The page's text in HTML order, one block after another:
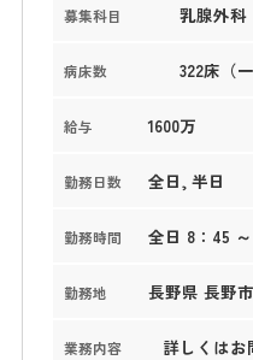
募集科目 乳腺外科
病床数 322床（
給与 1600万
勤務日数 全日, 半日
勤務時間 全日 8：45
勤務地 長野県 長野市
業務内容 詳しくはお